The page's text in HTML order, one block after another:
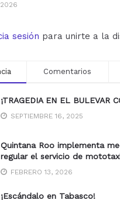
2026
sesión para unirte a la
Comentarios
¡TRAGEDIA EN EL BULEVAR
SEPTIEMBRE 16, 2025
Quintana Roo implementa
regular el servicio de
FEBRERO 13, 2026
¡Escándalo en Tabasco!